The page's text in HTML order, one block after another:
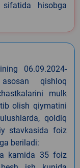
sifatida hisobga
06.09.2024-
qishloq
mulk
olish qiymatini
qoldiq
stavkasida foiz
beriladi:
kamida 35 foiz